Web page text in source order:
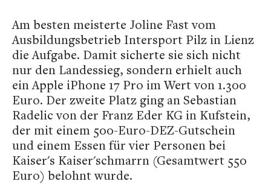
Am besten meisterte Joline Fast vom
Ausbildungsbetrieb Intersport Pilz in Lienz
die Aufgabe. Damit sicherte sie sich nicht
nur den Landessieg, sondern erhielt auch
ein Apple iPhone 17 Pro im Wert von 1.300
Euro. Der zweite Platz ging an Sebastian
Radelic von der Franz Eder KG in Kufstein,
der mit einem 500-Euro-DEZ-Gutschein
und einem Essen für vier Personen bei
Kaiser's Kaiser'schmarrn (Gesamtwert 550
Euro) belohnt wurde.